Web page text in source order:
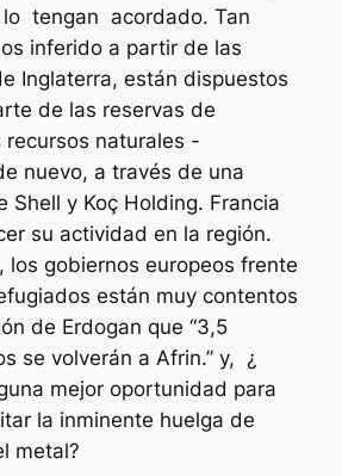
tengan acordado. Tan
inferido a partir de las
Inglaterra, están dispuestos
de las reservas de
recursos naturales -
nuevo, a través de una
Shell y Koç Holding. Francia
su actividad en la región.
los gobiernos europeos frente
están muy contentos
de Erdogan que “3,5
se volverán a Afrin.” y, ¿
mejor oportunidad para
la inminente huelga de
metal?